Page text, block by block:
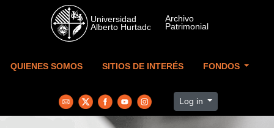
Skip to main content
QUIENES SOMOS SITIOS DE INTERÉS FONDOS
Log in